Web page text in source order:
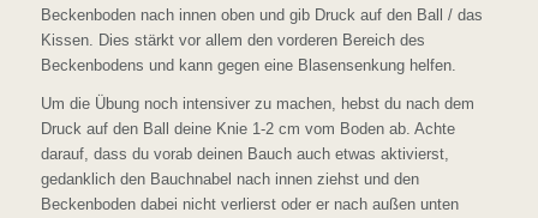
Beckenboden nach innen oben und gib Druck auf den Ball / das
Kissen. Dies stärkt vor allem den vorderen Bereich des
Beckenbodens und kann gegen eine Blasensenkung helfen.
Um die Übung noch intensiver zu machen, hebst du nach dem
Druck auf den Ball deine Knie 1-2 cm vom Boden ab. Achte
darauf, dass du vorab deinen Bauch auch etwas aktivierst,
gedanklich den Bauchnabel nach innen ziehst und den
Beckenboden dabei nicht verlierst oder er nach außen unten